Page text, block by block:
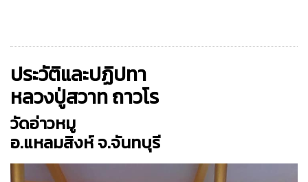
ประวัติและปฏิปทา
หลวงปู่สวาท ถาวโร
วัดอ่าวหมู
อ.แหลมสิงห์ จ.จันทบุรี